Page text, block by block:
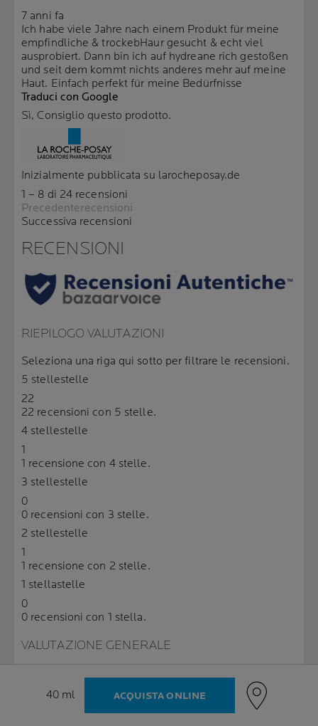
Volume
40 ml ACQUISTA ONLINE
7 anni fa
Ich habe viele Jahre nach einem Produkt für meine
empfindliche & trockebHaur gesucht & echt viel
ausprobiert. Dann bin ich auf hydreane rich gestoßen
und seit dem kommt nichts anderes mehr auf meine
Haut. Einfach perfekt für meine Bedürfnisse
Traduci con Google
Sì, Consiglio questo prodotto.
Inizialmente pubblicata su larocheposay.de
1 – 8 di 24 recensioni
Precedenterecensioni
Successiva recensioni
RECENSIONI
RIEPILOGO VALUTAZIONI
Seleziona una riga qui sotto per filtrare le recensioni.
5 stellestelle
22
22 recensioni con 5 stelle.
4 stellestelle
1
1 recensione con 4 stelle.
3 stellestelle
0
0 recensioni con 3 stelle.
2 stellestelle
1
1 recensione con 2 stelle.
1 stellastelle
0
0 recensioni con 1 stella.
VALUTAZIONE GENERALE
Questo prodotto è consigliato da 23 di 24 (96%)